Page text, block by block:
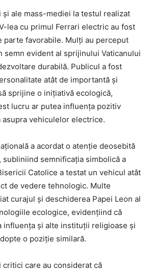
și ale mass-mediei la testul realizat
lea cu primul Ferrari electric au fost
parte favorabile. Mulți au perceput
semn evident al sprijinului Vaticanului
durabilă. Publicul a fost
atât de importantă și
sprijine o inițiativă ecologică,
lucru ar putea influența pozitiv
asupra vehiculelor electrice.
a acordat o atenție deosebită
semnificația simbolică a
Catolice a testat un vehicul atât
de vedere tehnologic. Multe
curajul și deschiderea Papei Leon al
ecologice, evidențiind că
influența și alte instituții religioase și
o poziție similară.
critici care au considerat că